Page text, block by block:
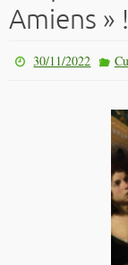
Amiens » !
30/11/2022